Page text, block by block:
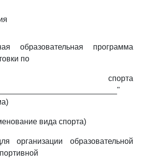
образовательная программа
по
спорта
вида спорта)
организации образовательной